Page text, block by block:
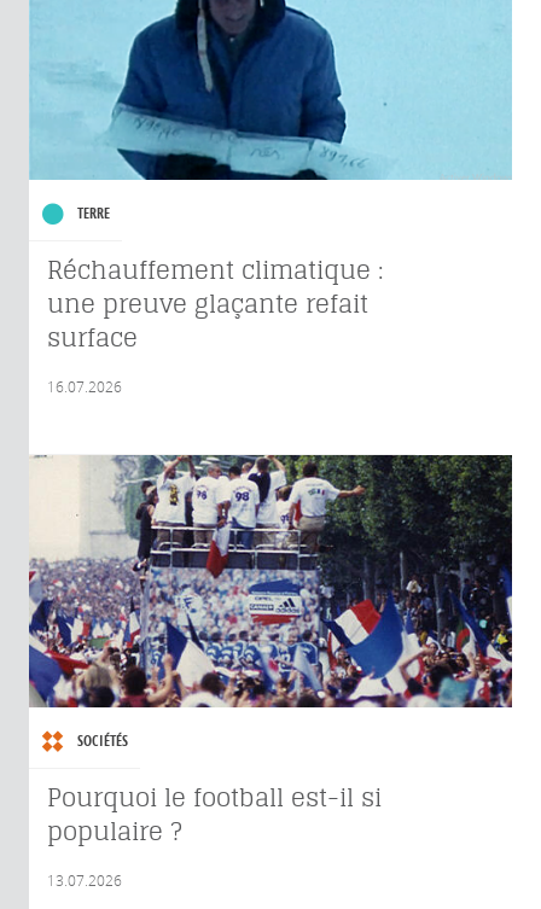
TERRE
Réchauffement climatique :
une preuve glaçante refait
surface
16.07.2026
SOCIÉTÉS
Pourquoi le football est-il si
populaire ?
13.07.2026